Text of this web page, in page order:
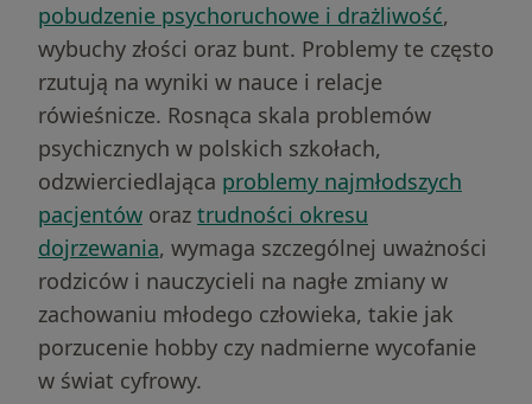
pobudzenie psychoruchowe i drażliwość,
wybuchy złości oraz bunt. Problemy te często
rzutują na wyniki w nauce i relacje
rówieśnicze. Rosnąca skala problemów
psychicznych w polskich szkołach,
odzwierciedlająca problemy najmłodszych
pacjentów oraz trudności okresu
dojrzewania, wymaga szczególnej uważności
rodziców i nauczycieli na nagłe zmiany w
zachowaniu młodego człowieka, takie jak
porzucenie hobby czy nadmierne wycofanie
w świat cyfrowy.